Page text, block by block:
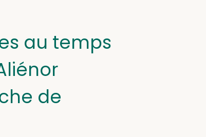
au temps
de